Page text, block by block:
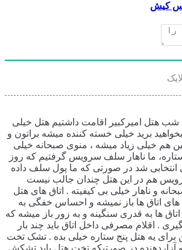
کیش
شب هتل امیرکبیر اقامت داشتیم هتل خیلی
برید خیلی خسته کننده میشه براتون و
هم خیلی زیاد میشه ، منوی صبحانه خیلی
ما ناهار سلف سرویس گرفتیم که روز
انتخابی شد در صورتی که ما پول سلف داده
هم در این هتل چندان جالب نیست
و ناهار خیلی بی کیفیته . اتاق های هتل
های اتاق ها باز نمیشه و احساس خفگی به
ها به قدری سنگینه و به زور باز میشه که
. اقلام مصرفی داخل اتاق باید چند بار
برای یه هتل پنج ستاره خیلی بده . تشک تخت